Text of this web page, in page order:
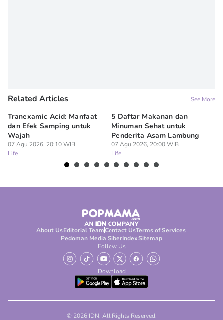
Related Articles See More
Tranexamic Acid: Manfaat
dan Efek Samping untuk
Wajah
07 Agu 2026, 20:10 WIB
Life
5 Daftar Makanan dan
Minuman Sehat untuk
Penderita Asam Lambung
07 Agu 2026, 20:00 WIB
Life
About UsEditorial TeamContact UsTerms of Services
Pedoman Media SiberIndexSitemap
Follow Us
Download
© 2026 IDN. All Rights Reserved.